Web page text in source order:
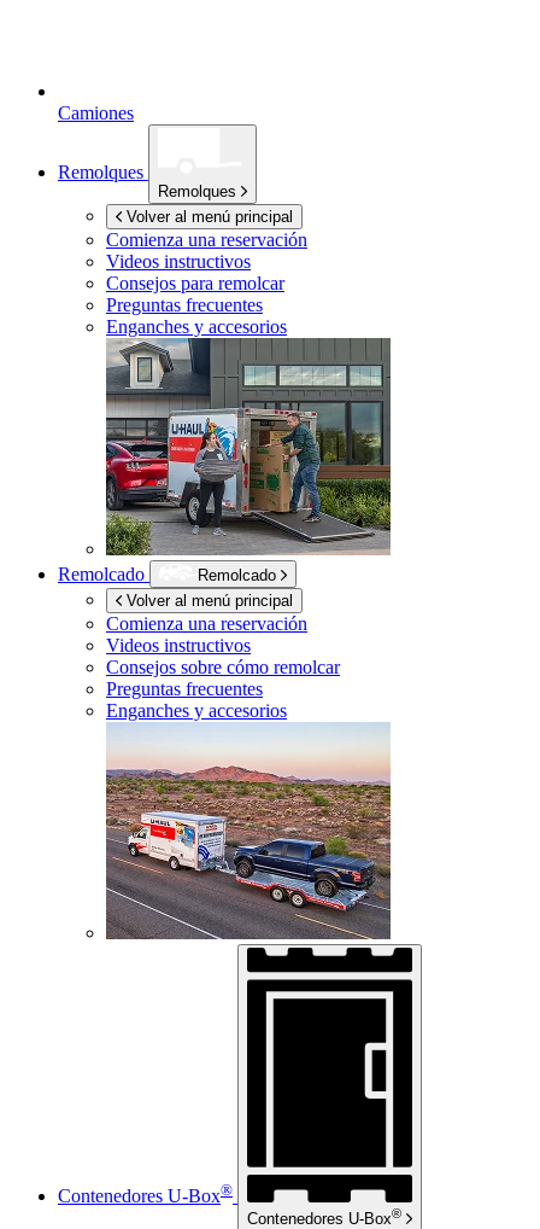
Camiones
Remolques
Remolques
Volver al menú principal
Comienza una reservación
Videos instructivos
Consejos para remolcar
Preguntas frecuentes
Enganches y accesorios
Remolcado
Remolcado
Volver al menú principal
Comienza una reservación
Videos instructivos
Consejos sobre cómo remolcar
Preguntas frecuentes
Enganches y accesorios
Contenedores U-Box®
Contenedores U-Box®